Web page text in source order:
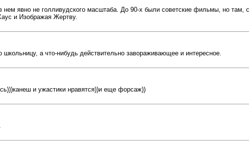
явно не голливудского масштаба. До 90-х были советские фильмы, но там,
и Изображая Жертву.
а что-нибудь действительно завораживающее и интересное.
и ужастики нравятся))и еще форсаж))